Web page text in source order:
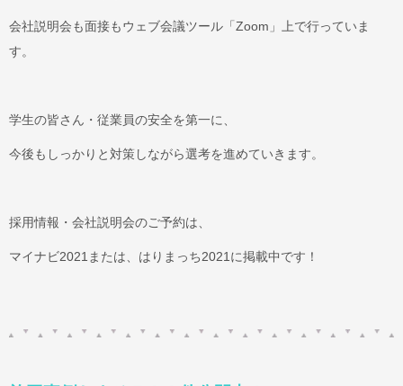
会社説明会も面接もウェブ会議ツール「Zoom」上で行っていま
す。
学生の皆さん・従業員の安全を第一に、
今後もしっかりと対策しながら選考を進めていきます。
採用情報・会社説明会のご予約は、
マイナビ2021または、はりまっち2021に掲載中です！